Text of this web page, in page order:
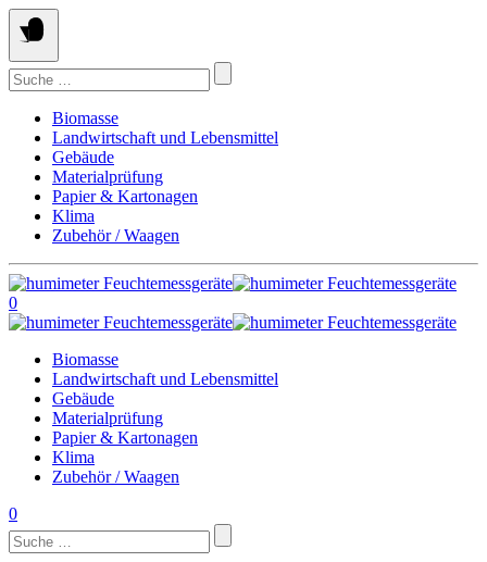
Springe
zum
Inhalt
Suchen
nach:
Biomasse
Landwirtschaft und Lebensmittel
Gebäude
Materialprüfung
Papier & Kartonagen
Klima
Zubehör / Waagen
0
Biomasse
Landwirtschaft und Lebensmittel
Gebäude
Materialprüfung
Papier & Kartonagen
Klima
Zubehör / Waagen
0
Suchen
nach: